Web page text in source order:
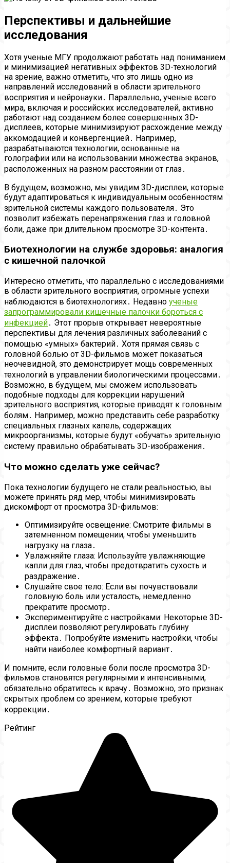
Перспективы и дальнейшие
исследования
Хотя ученые МГУ продолжают работать над пониманием
и минимизацией негативных эффектов 3D-технологий
на зрение, важно отметить, что это лишь одно из
направлений исследований в области зрительного
восприятия и нейронауки․ Параллельно, ученые всего
мира, включая и российских исследователей, активно
работают над созданием более совершенных 3D-
дисплеев, которые минимизируют расхождение между
аккомодацией и конвергенцией․ Например,
разрабатываются технологии, основанные на
голографии или на использовании множества экранов,
расположенных на разном расстоянии от глаз․
В будущем, возможно, мы увидим 3D-дисплеи, которые
будут адаптироваться к индивидуальным особенностям
зрительной системы каждого пользователя․ Это
позволит избежать перенапряжения глаз и головной
боли, даже при длительном просмотре 3D-контента․
Биотехнологии на службе здоровья: аналогия
с кишечной палочкой
Интересно отметить, что параллельно с исследованиями
в области зрительного восприятия, огромные успехи
наблюдаются в биотехнологиях․ Недавно ученые
запрограммировали кишечные палочки бороться с
инфекцией․ Этот прорыв открывает невероятные
перспективы для лечения различных заболеваний с
помощью «умных» бактерий․ Хотя прямая связь с
головной болью от 3D-фильмов может показаться
неочевидной, это демонстрирует мощь современных
технологий в управлении биологическими процессами․
Возможно, в будущем, мы сможем использовать
подобные подходы для коррекции нарушений
зрительного восприятия, которые приводят к головным
болям․ Например, можно представить себе разработку
специальных глазных капель, содержащих
микроорганизмы, которые будут «обучать» зрительную
систему правильно обрабатывать 3D-изображения․
Что можно сделать уже сейчас?
Пока технологии будущего не стали реальностью, вы
можете принять ряд мер, чтобы минимизировать
дискомфорт от просмотра 3D-фильмов:
Оптимизируйте освещение: Смотрите фильмы в
затемненном помещении, чтобы уменьшить
нагрузку на глаза․
Увлажняйте глаза: Используйте увлажняющие
капли для глаз, чтобы предотвратить сухость и
раздражение․
Слушайте свое тело: Если вы почувствовали
головную боль или усталость, немедленно
прекратите просмотр․
Экспериментируйте с настройками: Некоторые 3D-
дисплеи позволяют регулировать глубину
эффекта․ Попробуйте изменить настройки, чтобы
найти наиболее комфортный вариант․
И помните, если головные боли после просмотра 3D-
фильмов становятся регулярными и интенсивными,
обязательно обратитесь к врачу․ Возможно, это признак
скрытых проблем со зрением, которые требуют
коррекции․
Рейтинг